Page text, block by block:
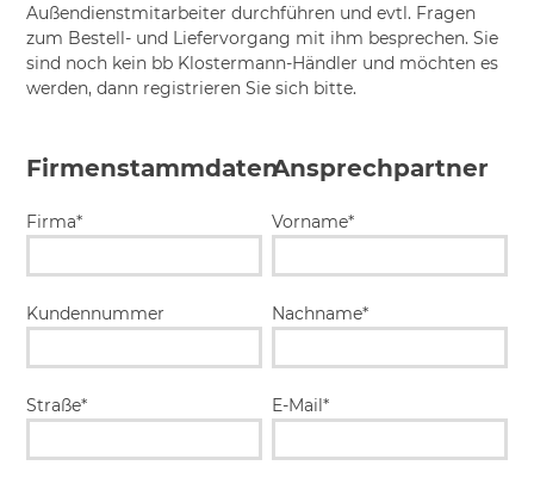
Außendienstmitarbeiter durchführen und evtl. Fragen
zum Bestell- und Liefervorgang mit ihm besprechen. Sie
sind noch kein bb Klostermann-Händler und möchten es
werden, dann registrieren Sie sich bitte.
Firmenstammdaten
Firma*
Kundennummer
Straße*
Ansprechpartner
Vorname*
Nachname*
E-Mail*